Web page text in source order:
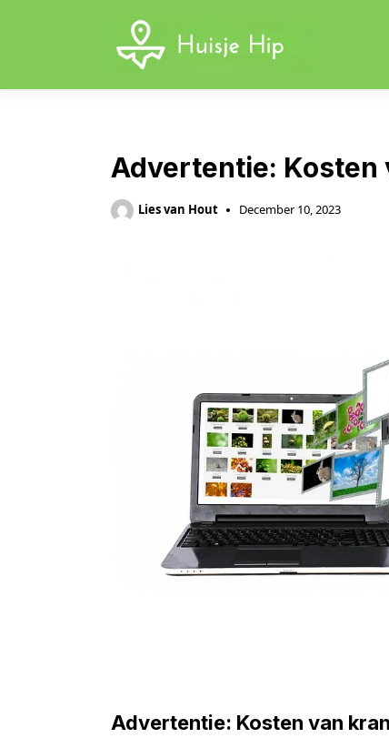
Advertentie:
Lies van Hout December 10, 2023
Advertentie: Kosten van